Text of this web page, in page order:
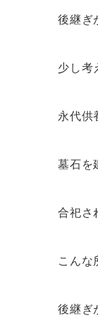
後継ぎ
少し考
永代供
墓石を
合祀さ
こんな
後継ぎ